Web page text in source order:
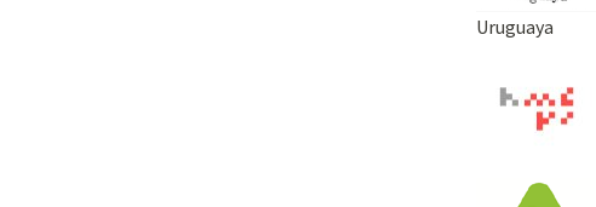
Uruguaya